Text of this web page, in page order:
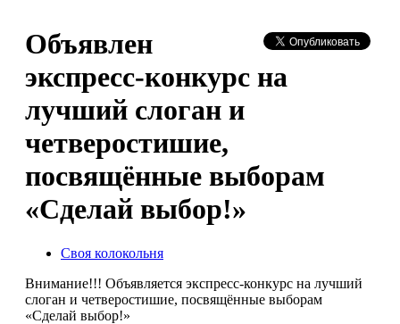
Объявлен
экспресс-конкурс на
лучший слоган и
четверостишие,
посвящённые выборам
«Сделай выбор!»
Своя колокольня
Внимание!!! Объявляется экспресс-конкурс на лучший
слоган и четверостишие, посвящённые выборам
«Сделай выбор!»